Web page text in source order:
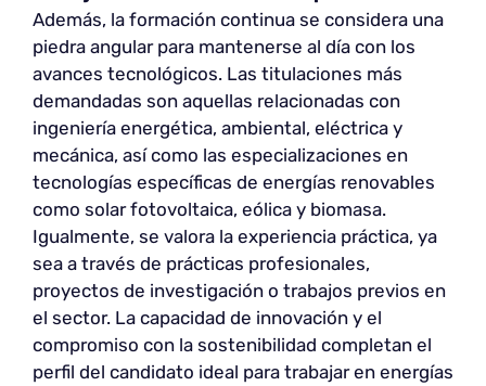
Además, la formación continua se considera una
piedra angular para mantenerse al día con los
avances tecnológicos. Las titulaciones más
demandadas son aquellas relacionadas con
ingeniería energética, ambiental, eléctrica y
mecánica, así como las especializaciones en
tecnologías específicas de energías renovables
como solar fotovoltaica, eólica y biomasa.
Igualmente, se valora la experiencia práctica, ya
sea a través de prácticas profesionales,
proyectos de investigación o trabajos previos en
el sector. La capacidad de innovación y el
compromiso con la sostenibilidad completan el
perfil del candidato ideal para trabajar en energías